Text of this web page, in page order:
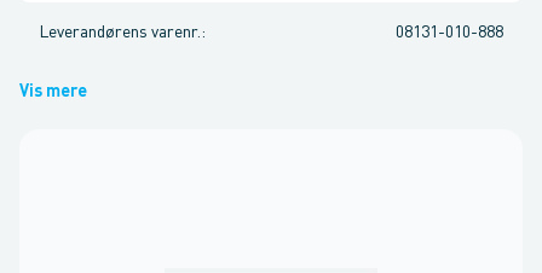
Leverandørens varenr. : 08131-010-888
Vis mere